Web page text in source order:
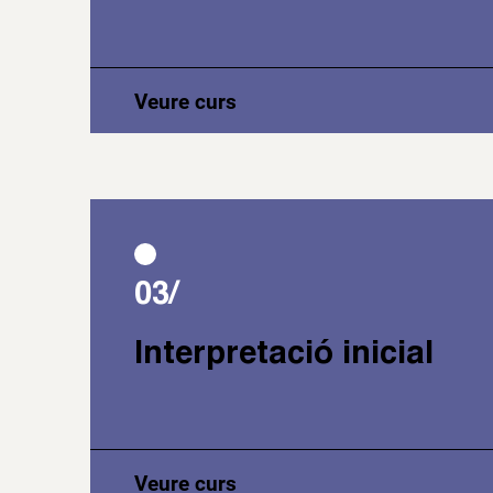
Veure curs
03/
Interpretació inicial
Veure curs